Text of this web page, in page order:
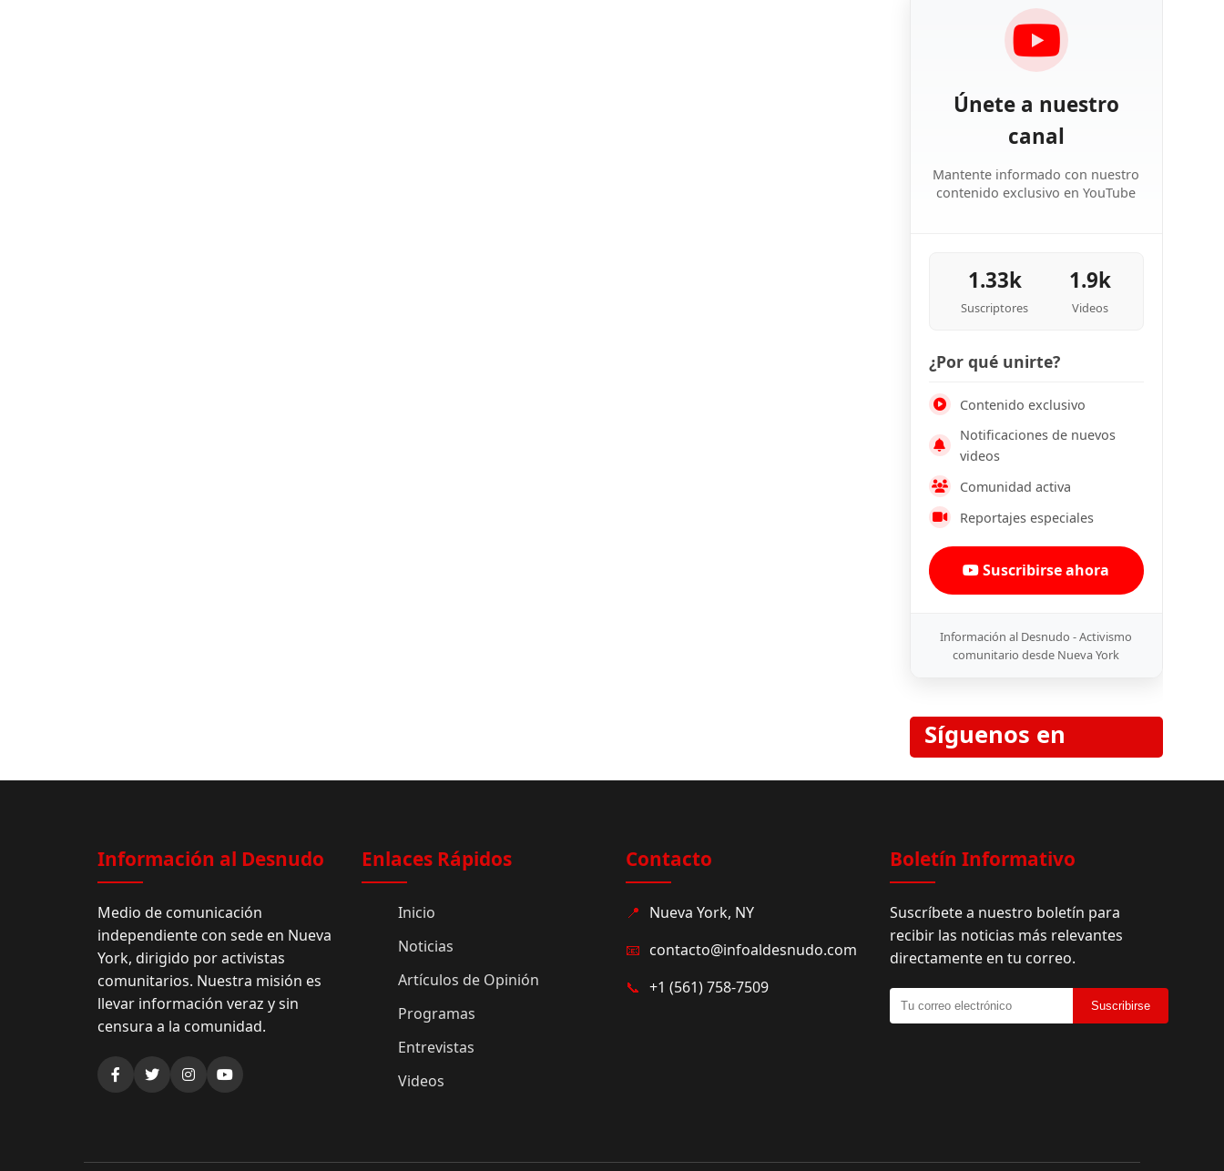
Únete a nuestro
canal
Mantente informado con nuestro
contenido exclusivo en YouTube
1.33k
Suscriptores
1.9k
Videos
¿Por qué unirte?
Contenido exclusivo
Notificaciones de nuevos
videos
Comunidad activa
Reportajes especiales
Suscribirse ahora
Información al Desnudo - Activismo
comunitario desde Nueva York
Síguenos en
Información al Desnudo
Medio de comunicación
independiente con sede en Nueva
York, dirigido por activistas
comunitarios. Nuestra misión es
llevar información veraz y sin
censura a la comunidad.
Enlaces Rápidos
Inicio
Noticias
Artículos de Opinión
Programas
Entrevistas
Videos
Contacto
📍 Nueva York, NY
📧 contacto@infoaldesnudo.com
📞 +1 (561) 758-7509
Boletín Informativo
Suscríbete a nuestro boletín para
recibir las noticias más relevantes
directamente en tu correo.
Suscribirse